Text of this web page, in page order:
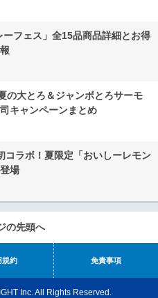
ーフェス」全15品商品詳細とお得
の大とろ＆ジャンボとろサーモ
キャンペーンまとめ
コラボ！夏限定「おいしーレモン
場
の先頭へ
規約 免責事項
Inc. All Rights Reserved.